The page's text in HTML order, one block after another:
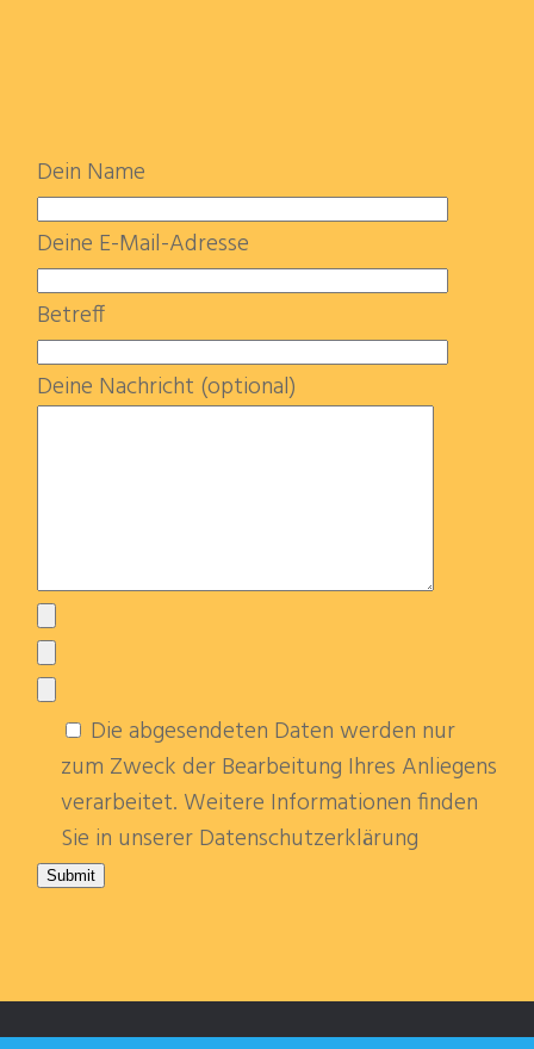
Dein Name
Deine E-Mail-Adresse
Betreff
Deine Nachricht (optional)
Die abgesendeten Daten werden nur
zum Zweck der Bearbeitung Ihres Anliegens
verarbeitet. Weitere Informationen finden
Sie in unserer Datenschutzerklärung